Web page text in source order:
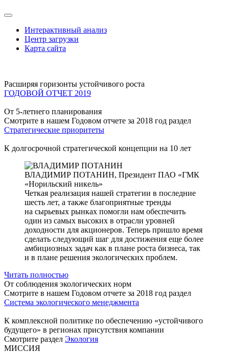
Интерактивный анализ
Центр загрузки
Карта сайта
Расширяя горизонты устойчивого роста
ГОДОВОЙ ОТЧЕТ 2019
От 5-летнего планирования
Смотрите в нашем Годовом отчете за 2018 год раздел
Стратегические приоритеты
К долгосрочной стратегической концепции на 10 лет
ВЛАДИМИР ПОТАНИН, Президент ПАО «ГМК
«Норильский никель»
Четкая реализация нашей стратегии в последние
шесть лет, а также благоприятные тренды
на сырьевых рынках помогли нам обеспечить
один из самых высоких в отрасли уровней
доходности для акционеров. Теперь пришло время
сделать следующий шаг для достижения еще более
амбициозных задач как в плане роста бизнеса, так
и в плане решения экологических проблем.
Читать полностью
От соблюдения экологических норм
Смотрите в нашем Годовом отчете за 2018 год раздел
Система экологического менеджмента
К комплексной политике по обеспечению «устойчивого
будущего» в регионах присутствия компании
Смотрите раздел Экология
МИССИЯ